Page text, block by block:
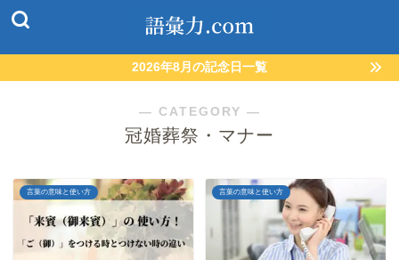
2026年8月の記念日一覧
― CATEGORY ―
冠婚葬祭・マナー
言葉の意味と使い方 言葉の意味と使い方